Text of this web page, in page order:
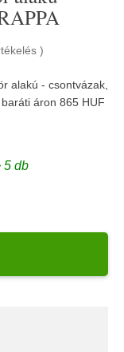
)
alakú - csontvázak,
áron 865 HUF
5 db